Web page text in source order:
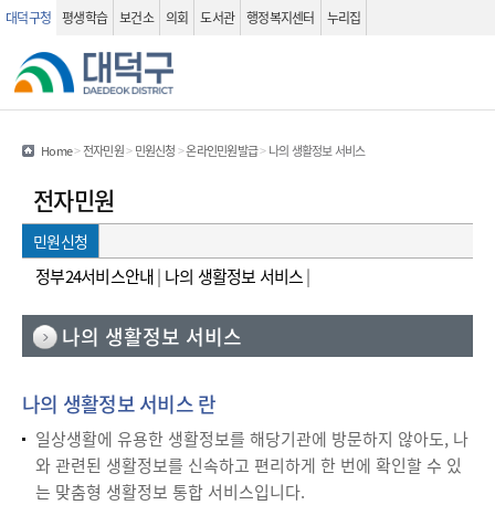
대덕구청 평생학습 보건소 의회 도서관 행정복지센터 누리집
Home>전자민원>민원신청>온라인민원발급>나의 생활정보 서비스
전자민원
민원신청
정부24서비스안내| 나의 생활정보 서비스|
나의 생활정보 서비스
나의 생활정보 서비스 란
일상생활에 유용한 생활정보를 해당기관에 방문하지 않아도, 나
와 관련된 생활정보를 신속하고 편리하게 한 번에 확인할 수 있
는 맞춤형 생활정보 통합 서비스입니다.